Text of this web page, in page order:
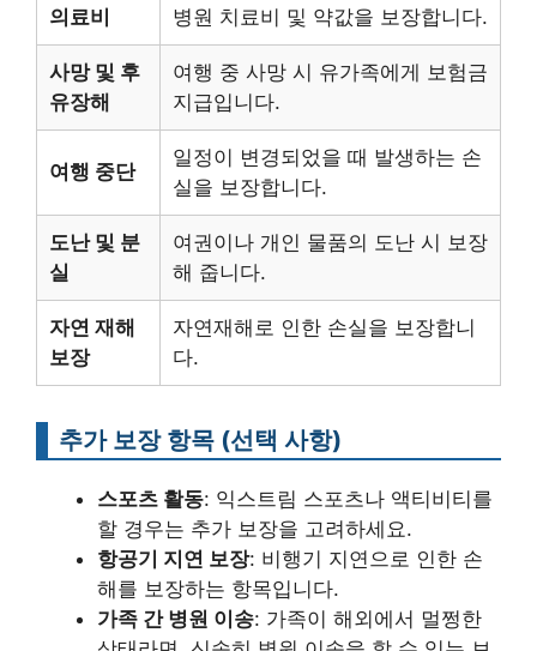
의료비 병원 치료비 및 약값을 보장합니다.
사망 및 후
유장해
여행 중 사망 시 유가족에게 보험금
지급입니다.
여행 중단
일정이 변경되었을 때 발생하는 손
실을 보장합니다.
도난 및 분
실
여권이나 개인 물품의 도난 시 보장
해 줍니다.
자연 재해
보장
자연재해로 인한 손실을 보장합니
다.
추가 보장 항목 (선택 사항)
스포츠 활동: 익스트림 스포츠나 액티비티를
할 경우는 추가 보장을 고려하세요.
항공기 지연 보장: 비행기 지연으로 인한 손
해를 보장하는 항목입니다.
가족 간 병원 이송: 가족이 해외에서 멀쩡한